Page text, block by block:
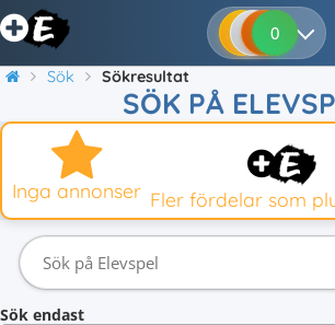
0 0 0
Sök Sökresultat
SÖK PÅ
Inga annonser Fler fördelar som
Sök endast